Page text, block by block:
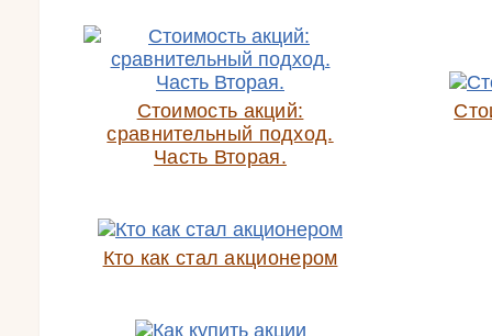
Стоимость акций:
сравнительный подход.
Часть Вторая.
Кто как стал акционером